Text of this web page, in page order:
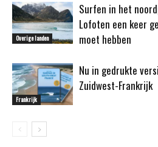
Overige landen
Surfen in het
Lofoten een keer
moet hebben
Frankrijk
Nu in gedrukte
Zuidwest-Frankrijk